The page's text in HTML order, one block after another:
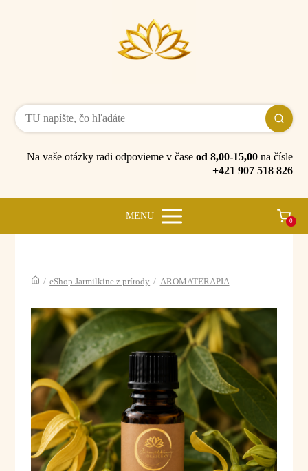
Na vaše otázky radi odpovieme v čase od 8,00-15,00na čísle
+421 907 518 826
MENU 0
/ eShop Jarmilkine z prírody / AROMATERAPIA